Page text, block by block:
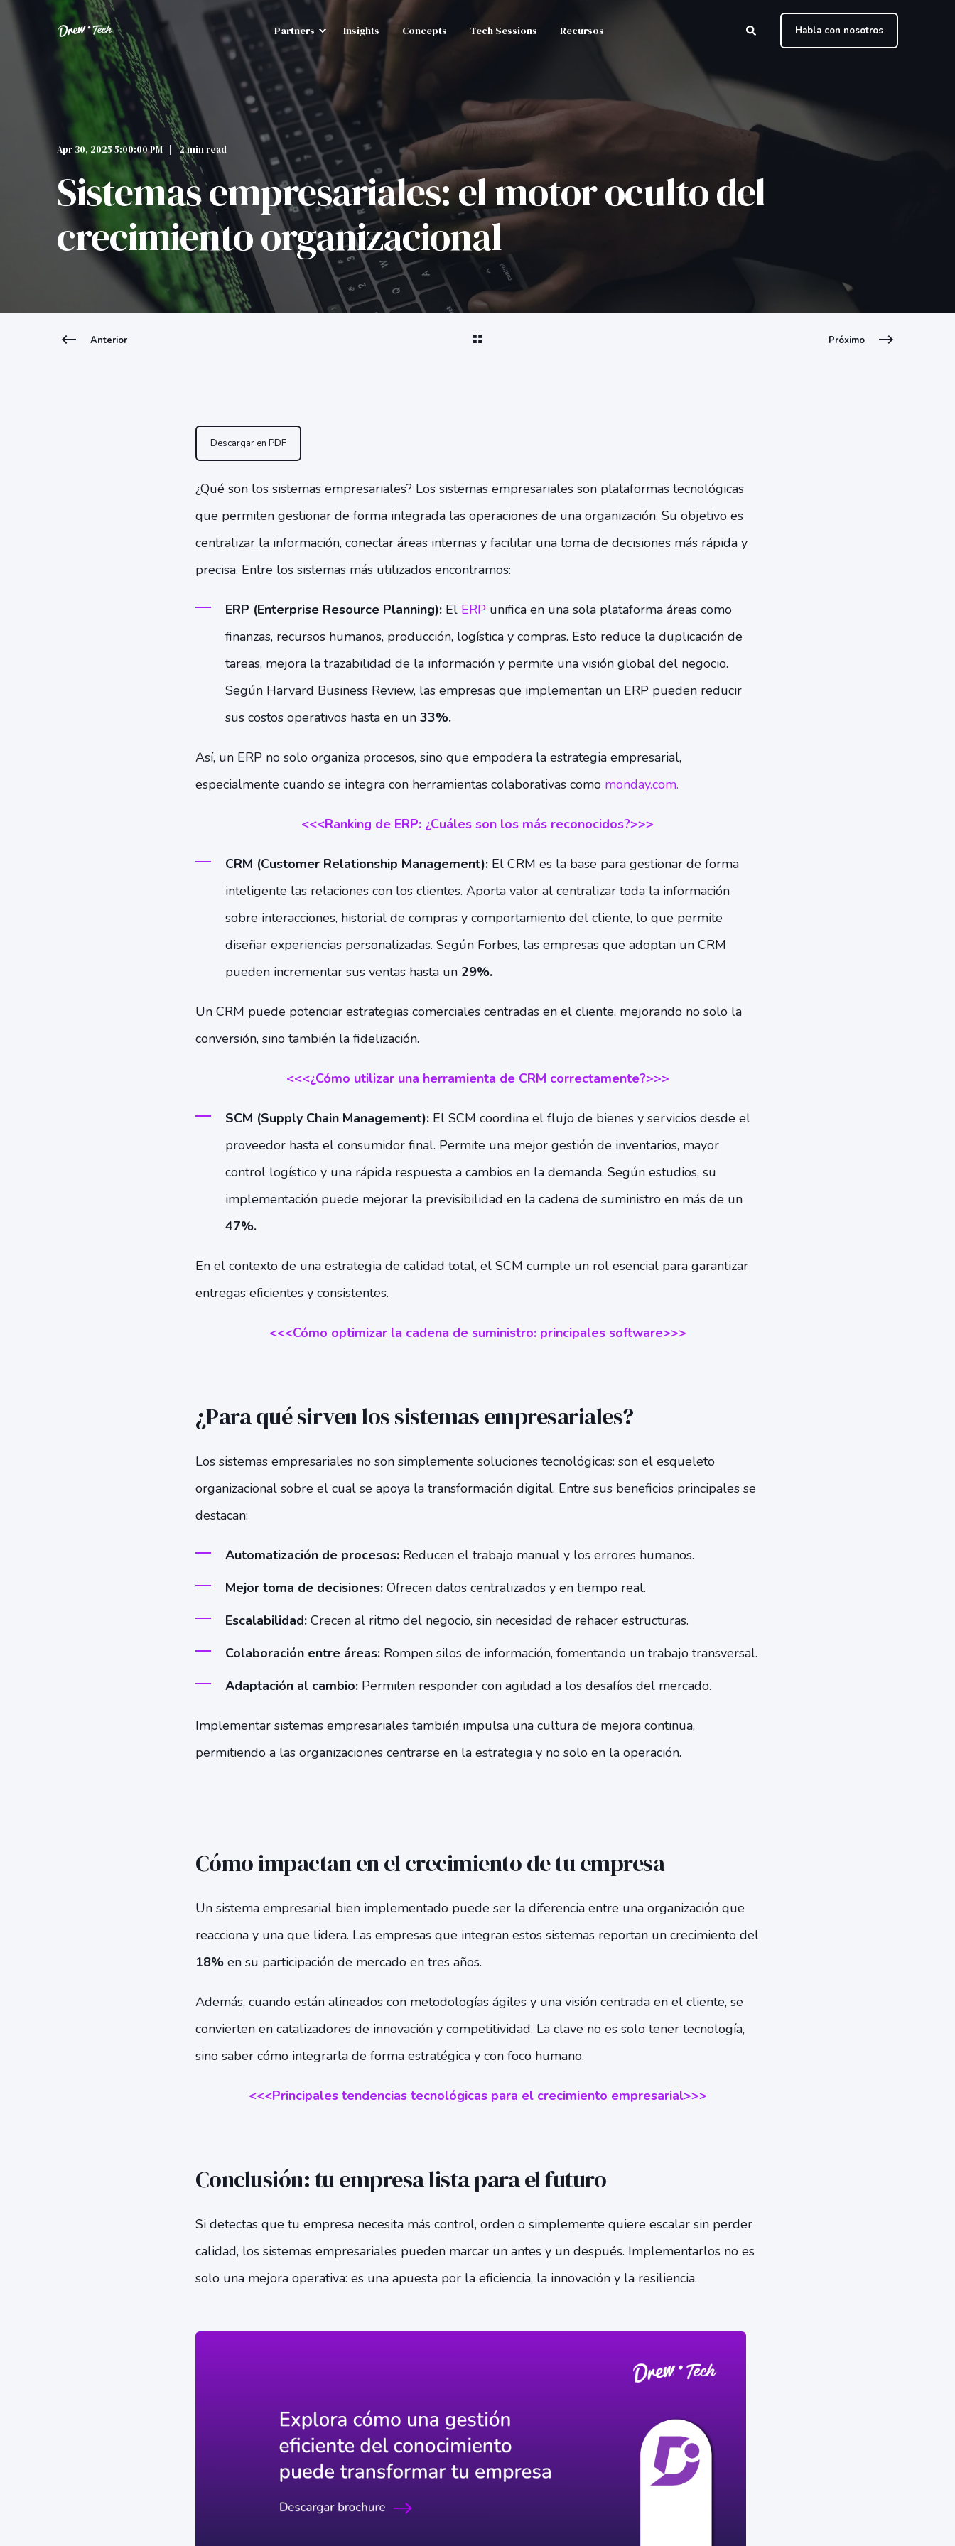
Partners Insights Concepts Tech Sessions Recursos Habla con nosotros
Apr 30, 2025 5:00:00 PM 2 min read
Sistemas empresariales: el motor oculto del
crecimiento organizacional
Anterior Próximo
Descargar en PDF
¿Qué son los sistemas empresariales? Los sistemas empresariales son plataformas tecnológicas
que permiten gestionar de forma integrada las operaciones de una organización. Su objetivo es
centralizar la información, conectar áreas internas y facilitar una toma de decisiones más rápida y
precisa. Entre los sistemas más utilizados encontramos:
ERP (Enterprise Resource Planning):El ERP unifica en una sola plataforma áreas como
finanzas, recursos humanos, producción, logística y compras. Esto reduce la duplicación de
tareas, mejora la trazabilidad de la información y permite una visión global del negocio.
Según Harvard Business Review, las empresas que implementan un ERP pueden reducir
sus costos operativos hasta en un 33%.
Así, un ERP no solo organiza procesos, sino que empodera la estrategia empresarial,
especialmente cuando se integra con herramientas colaborativas como monday.com.
<<<Ranking de ERP: ¿Cuáles son los más reconocidos?>>>
CRM (Customer Relationship Management):El CRM es la base para gestionar de forma
inteligente las relaciones con los clientes. Aporta valor al centralizar toda la información
sobre interacciones, historial de compras y comportamiento del cliente, lo que permite
diseñar experiencias personalizadas. Según Forbes, las empresas que adoptan un CRM
pueden incrementar sus ventas hasta un 29%.
Un CRM puede potenciar estrategias comerciales centradas en el cliente, mejorando no solo la
conversión, sino también la fidelización.
<<<¿Cómo utilizar una herramienta de CRM correctamente?>>>
SCM (Supply Chain Management):El SCM coordina el flujo de bienes y servicios desde el
proveedor hasta el consumidor final. Permite una mejor gestión de inventarios, mayor
control logístico y una rápida respuesta a cambios en la demanda. Según estudios, su
implementación puede mejorar la previsibilidad en la cadena de suministro en más de un
47%.
En el contexto de una estrategia de calidad total, el SCM cumple un rol esencial para garantizar
entregas eficientes y consistentes.
<<<Cómo optimizar la cadena de suministro: principales software>>>
¿Para qué sirven los sistemas empresariales?
Los sistemas empresariales no son simplemente soluciones tecnológicas: son el esqueleto
organizacional sobre el cual se apoya la transformación digital. Entre sus beneficios principales se
destacan:
Automatización de procesos:Reducen el trabajo manual y los errores humanos.
Mejor toma de decisiones:Ofrecen datos centralizados y en tiempo real.
Escalabilidad:Crecen al ritmo del negocio, sin necesidad de rehacer estructuras.
Colaboración entre áreas:Rompen silos de información, fomentando un trabajo transversal.
Adaptación al cambio:Permiten responder con agilidad a los desafíos del mercado.
Implementar sistemas empresariales también impulsa una cultura de mejora continua,
permitiendo a las organizaciones centrarse en la estrategia y no solo en la operación.
Cómo impactan en el crecimiento de tu empresa
Un sistema empresarial bien implementado puede ser la diferencia entre una organización que
reacciona y una que lidera. Las empresas que integran estos sistemas reportan un crecimiento del
18%en su participación de mercado en tres años.
Además, cuando están alineados con metodologías ágiles y una visión centrada en el cliente, se
convierten en catalizadores de innovación y competitividad. La clave no es solo tener tecnología,
sino saber cómo integrarla de forma estratégica y con foco humano.
<<<Principales tendencias tecnológicas para el crecimiento empresarial>>>
Conclusión: tu empresa lista para el futuro
Si detectas que tu empresa necesita más control, orden o simplemente quiere escalar sin perder
calidad, los sistemas empresariales pueden marcar un antes y un después. Implementarlos no es
solo una mejora operativa: es una apuesta por la eficiencia, la innovación y la resiliencia.